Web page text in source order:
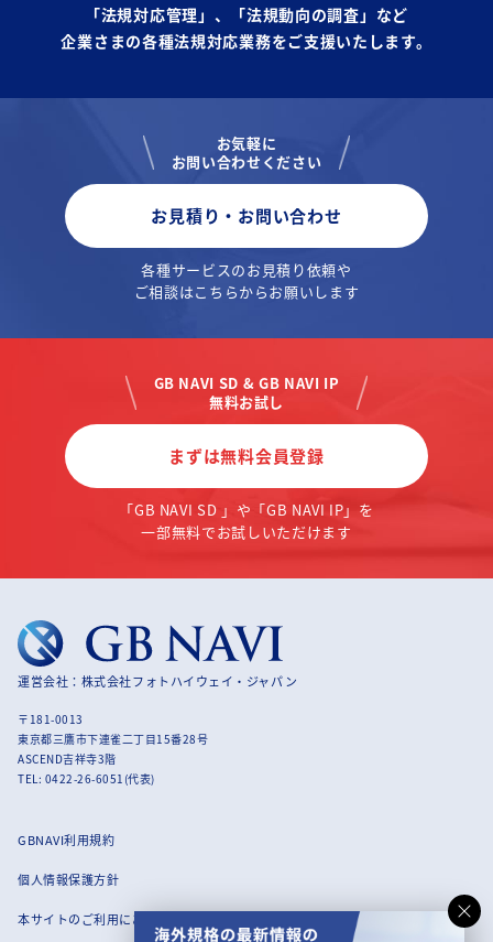
「法規対応管理」、「法規動向の調査」など
企業さまの各種法規対応業務をご支援いたします。
お気軽に
お問い合わせください
お見積り・お問い合わせ
各種サービスのお見積り依頼や
ご相談はこちらからお願いします
GB NAVI SD & GB NAVI IP
無料お試し
まずは無料会員登録
「GB NAVI SD 」や「GB NAVI IP」を
一部無料でお試しいただけます
運営会社：株式会社フォトハイウェイ・ジャパン
〒181-0013
東京都三鷹市下連雀二丁目15番28号
ASCEND吉祥寺3階
TEL: 0422-26-6051(代表)
GBNAVI利用規約
個人情報保護方針
本サイトのご利用にあたって